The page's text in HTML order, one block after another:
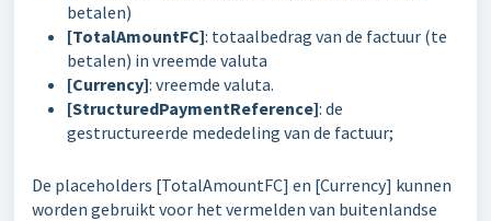
betalen)
[TotalAmountFC]: totaalbedrag van de factuur (te
betalen) in vreemde valuta
[Currency]: vreemde valuta.
[StructuredPaymentReference]: de
gestructureerde mededeling van de factuur;
De placeholders [TotalAmountFC] en [Currency] kunnen
worden gebruikt voor het vermelden van buitenlandse